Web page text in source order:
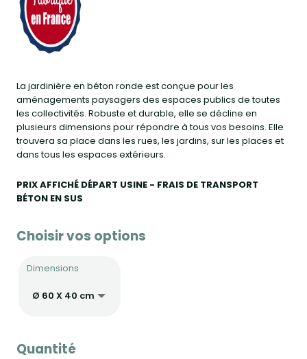
La jardinière en béton ronde est conçue pour les
aménagements paysagers des espaces publics de toutes
les collectivités. Robuste et durable, elle se décline en
plusieurs dimensions pour répondre à tous vos besoins. Elle
trouvera sa place dans les rues, les jardins, sur les places et
dans tous les espaces extérieurs.
PRIX AFFICHÉ DÉPART USINE - FRAIS DE TRANSPORT
BÉTON EN SUS
Choisir vos options
Dimensions
Quantité